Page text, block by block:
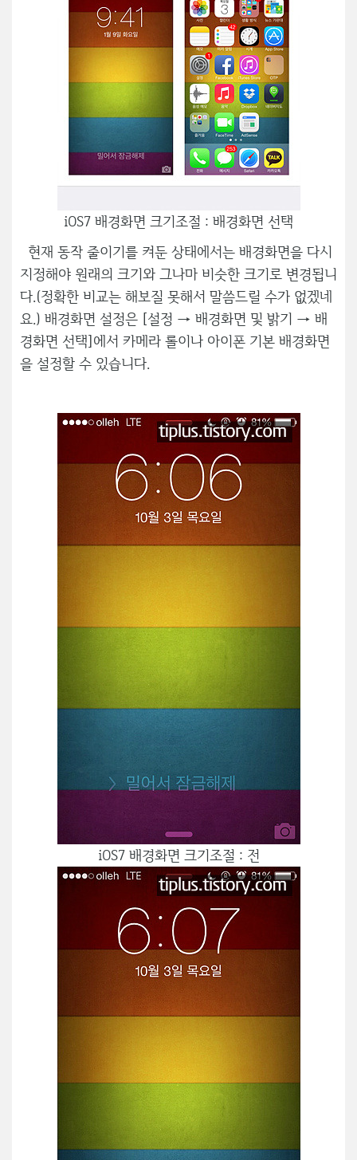
iOS7 배경화면 크기조절 : 배경화면 선택
현재 동작 줄이기를 켜둔 상태에서는 배경화면을 다시
지정해야 원래의 크기와 그나마 비슷한 크기로 변경됩니
다.(정확한 비교는 해보질 못해서 말씀드릴 수가 없겠네
요.) 배경화면 설정은 [설정 → 배경화면 및 밝기 → 배
경화면 선택]에서 카메라 롤이나 아이폰 기본 배경화면
을 설정할 수 있습니다.
iOS7 배경화면 크기조절 : 전